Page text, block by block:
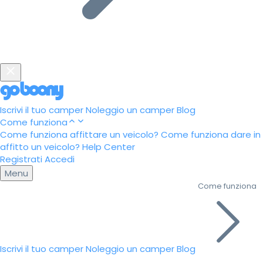
Iscrivi il tuo camperNoleggio un camperBlog
Come funziona
Come funziona affittare un veicolo? Come funziona dare in
affitto un veicolo? Help Center
Registrati Accedi
Menu
Iscrivi il tuo camperNoleggio un camperBlog
Come funziona